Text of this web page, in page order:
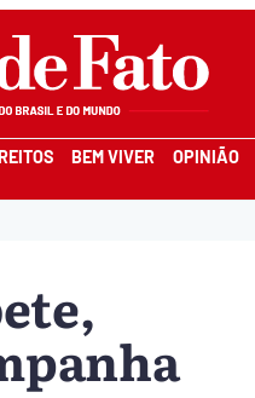
BEM VIVER OPINIÃO